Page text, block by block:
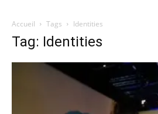
Accueil Tags Identities
Tag: Identities